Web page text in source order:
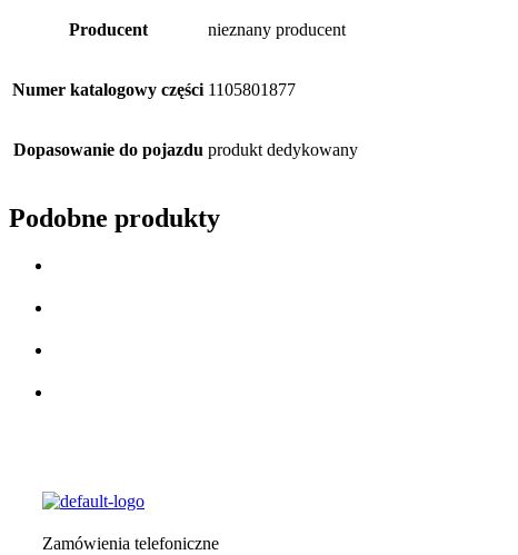
Producent nieznany producent
Numer katalogowy części 1105801877
Dopasowanie do pojazdu produkt dedykowany
Podobne produkty
Zamówienia telefoniczne